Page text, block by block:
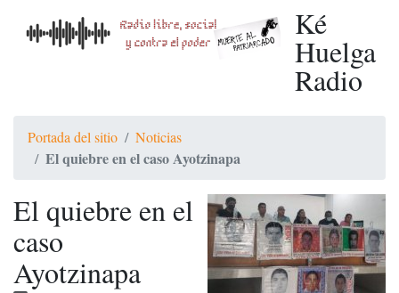
Ké
Huelga
Radio
Portada del sitio Noticias
El quiebre en el caso Ayotzinapa
El quiebre en el
caso
Ayotzinapa